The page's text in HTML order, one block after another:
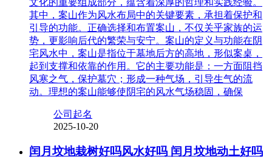
文化的重要组成部分，蕴含着深厚的哲理和实践经验。
其中，案山作为风水布局中的关键要素，承担着保护和
引导的功能。正确选择和布置案山，不仅关乎家族的运
势，更影响后代的繁荣与安宁。案山的定义与功能在阴
宅风水中，案山是指位于墓地后方的高地，形似案桌，
起到支撑和依靠的作用。它的主要功能是：一方面阻挡
风寒之气，保护墓穴；形成一种气场，引导生气的流
动。理想的案山能够使阴宅的风水气场稳固，确保
公司起名
2025-10-20
闰月坟地栽树好吗风水好吗 闰月坟地动土好吗